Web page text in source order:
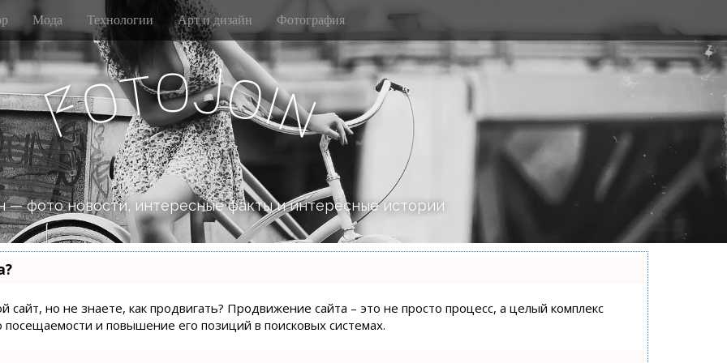
Мода Технологии Арт и дизайн Фотография
FotoJoi
n
— фото новости, интересные факты и интересные истории
сайт, но не знаете, как продвигать? Продвижение сайта – это не просто процесс, а целый комплекс
и повышение его позиций в поисковых системах.